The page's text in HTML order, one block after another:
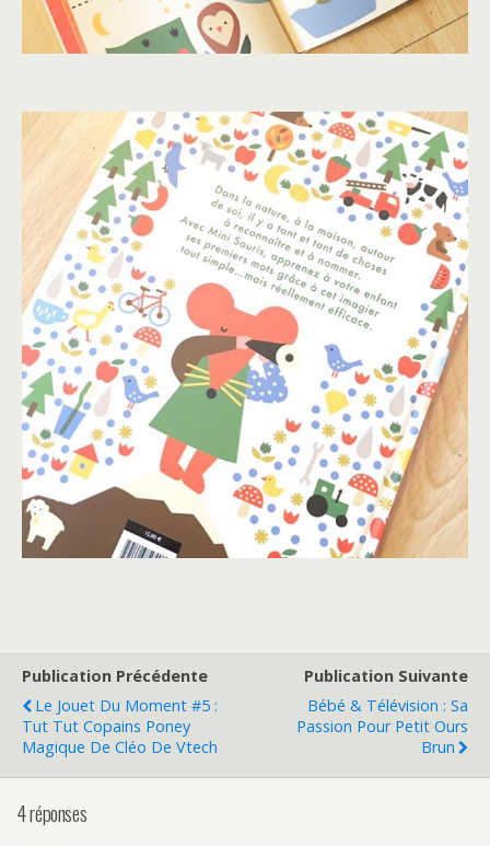
Publication Précédente
Le Jouet Du Moment #5 :
Tut Tut Copains Poney
Magique De Cléo De Vtech
Publication Suivante
Bébé & Télévision : Sa
Passion Pour Petit Ours
Brun
4 réponses